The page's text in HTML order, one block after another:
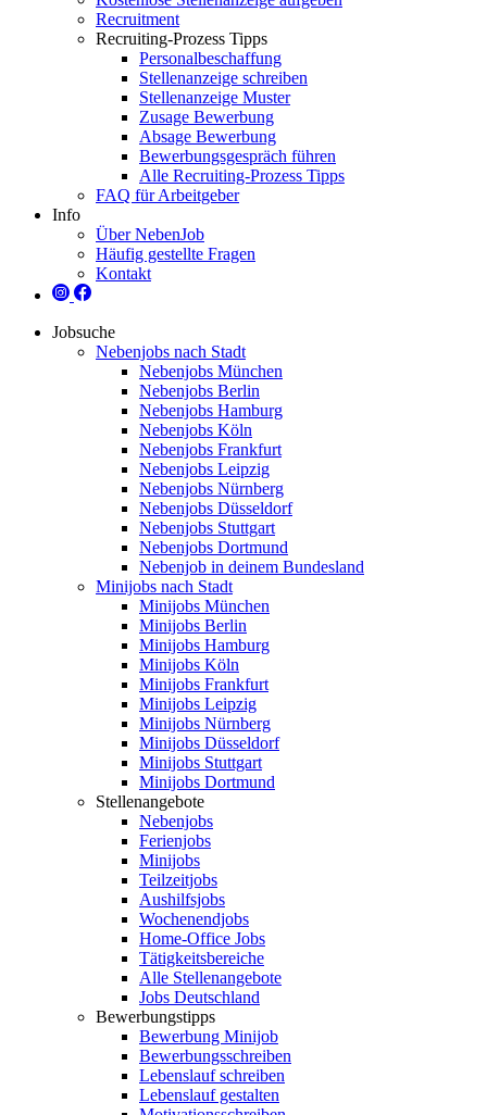
Recruitment
Recruiting-Prozess Tipps
Personalbeschaffung
Stellenanzeige schreiben
Stellenanzeige Muster
Zusage Bewerbung
Absage Bewerbung
Bewerbungsgespräch führen
Alle Recruiting-Prozess Tipps
FAQ für Arbeitgeber
Info
Über NebenJob
Häufig gestellte Fragen
Kontakt
Jobsuche
Nebenjobs nach Stadt
Nebenjobs München
Nebenjobs Berlin
Nebenjobs Hamburg
Nebenjobs Köln
Nebenjobs Frankfurt
Nebenjobs Leipzig
Nebenjobs Nürnberg
Nebenjobs Düsseldorf
Nebenjobs Stuttgart
Nebenjobs Dortmund
Nebenjob in deinem Bundesland
Minijobs nach Stadt
Minijobs München
Minijobs Berlin
Minijobs Hamburg
Minijobs Köln
Minijobs Frankfurt
Minijobs Leipzig
Minijobs Nürnberg
Minijobs Düsseldorf
Minijobs Stuttgart
Minijobs Dortmund
Stellenangebote
Nebenjobs
Ferienjobs
Minijobs
Teilzeitjobs
Aushilfsjobs
Wochenendjobs
Home-Office Jobs
Tätigkeitsbereiche
Alle Stellenangebote
Jobs Deutschland
Bewerbungstipps
Bewerbung Minijob
Bewerbungsschreiben
Lebenslauf schreiben
Lebenslauf gestalten